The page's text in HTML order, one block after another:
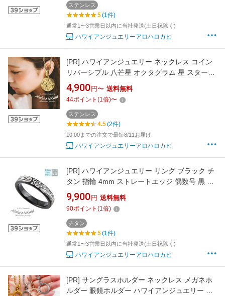
ト プレゼント
ステンレス
5(1件)
通常1〜3営業日以内に当社発送(土日祝除く)
ハワイアンジュエリーアロハロカヒ
[PR] ハワイアンジュエリー ネックレス コイン
リバーシブル 八芒星 オクタグラム 星 スターラ
イト 羅針盤 コンパス 道しるべ サージカルステ
ンレス 金属アレルギー対応 ペンダント つけっ
ぱなし 錆びない アロハロカヒ ブランド 【誕生
日記念日】 父の日 ギフト プレゼント
4,900 円〜 送料無料
44ポイント (1倍)〜
ステンレス
4.5(2件)
10:00までの注文で最短8/11お届け
ハワイアンジュエリーアロハロカヒ
[PR] ハワイアンジュエリー リング ブラック チ
タン 指輪 4mm ストレートエッジ 偶数号 黒 金
属アレルギー対応 大人 シンプル アクセサリー
アロハロカヒ ブランド 【誕生日記念日】 父の
日 ギフト プレゼント
9,900 円 送料無料
90ポイント (1倍)
チタン
5(1件)
通常1〜3営業日以内に当社発送(土日祝除く)
ハワイアンジュエリーアロハロカヒ
[PR] サングラスホルダー ネックレス メガネホ
ルダー 眼鏡ホルダー ハワイアンジュエリー グ